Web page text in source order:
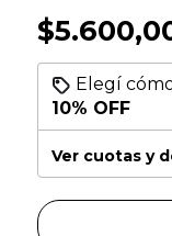
Elegí
10% OFF
Ver cuotas y